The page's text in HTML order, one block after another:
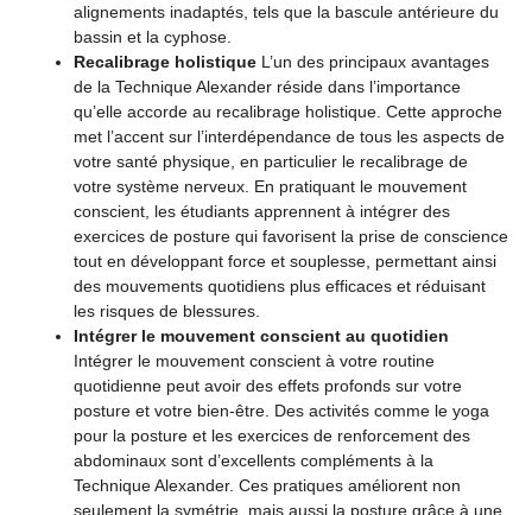
alignements inadaptés, tels que la bascule antérieure du
bassin et la cyphose.
Recalibrage holistique L’un des principaux avantages
de la Technique Alexander réside dans l’importance
qu’elle accorde au recalibrage holistique. Cette approche
met l’accent sur l’interdépendance de tous les aspects de
votre santé physique, en particulier le recalibrage de
votre système nerveux. En pratiquant le mouvement
conscient, les étudiants apprennent à intégrer des
exercices de posture qui favorisent la prise de conscience
tout en développant force et souplesse, permettant ainsi
des mouvements quotidiens plus efficaces et réduisant
les risques de blessures.
Intégrer le mouvement conscient au quotidien
Intégrer le mouvement conscient à votre routine
quotidienne peut avoir des effets profonds sur votre
posture et votre bien-être. Des activités comme le yoga
pour la posture et les exercices de renforcement des
abdominaux sont d’excellents compléments à la
Technique Alexander. Ces pratiques améliorent non
seulement la symétrie, mais aussi la posture grâce à une